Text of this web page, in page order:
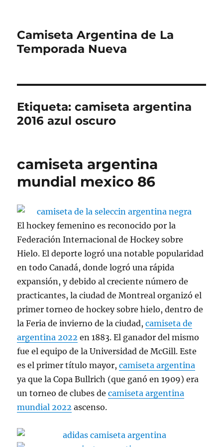
Camiseta Argentina de La
Temporada Nueva
Etiqueta:camiseta argentina
2016 azul oscuro
camiseta argentina
mundial mexico 86
El hockey femenino es reconocido por la
Federación Internacional de Hockey sobre
Hielo. El deporte logró una notable popularidad
en todo Canadá, donde logró una rápida
expansión, y debido al creciente número de
practicantes, la ciudad de Montreal organizó el
primer torneo de hockey sobre hielo, dentro de
la Feria de invierno de la ciudad,camiseta de
argentina 2022 en 1883. El ganador del mismo
fue el equipo de la Universidad de McGill. Este
es el primer título mayor,camiseta argentina
ya que la Copa Bullrich (que ganó en 1909) era
un torneo de clubes decamiseta argentina
mundial 2022 ascenso.